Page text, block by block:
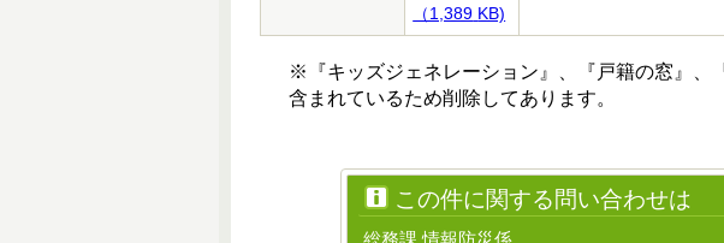
（1,389 KB)
※『キッズジェネレーション』、『戸籍の窓』、
含まれているため削除してあります。
この件に関する問い合わせは
総務課 情報防災係